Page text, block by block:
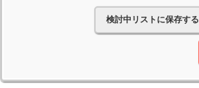
検討中リストに保存する